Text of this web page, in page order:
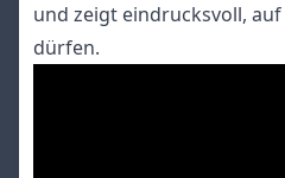
und zeigt eindrucksvoll,
dürfen.